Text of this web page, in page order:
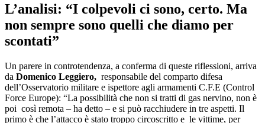
L’analisi: “I colpevoli ci sono, certo. Ma
non sempre sono quelli che diamo per
scontati”
Un parere in controtendenza, a conferma di queste riflessioni, arriva
da Domenico Leggiero, responsabile del comparto difesa
dell’Osservatorio militare e ispettore agli armamenti C.F.E (Control
Force Europe): “La possibilità che non si tratti di gas nervino, non è
poi così remota – ha detto – e si può racchiudere in tre aspetti. Il
primo è che l’attacco è stato troppo circoscritto e le vittime, per